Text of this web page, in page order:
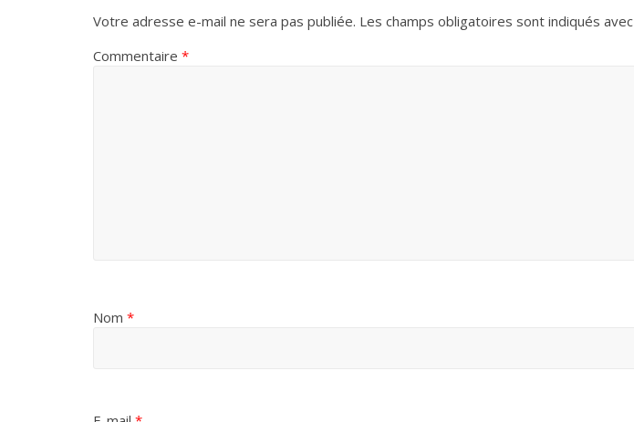
Votre adresse e-mail ne sera pas publiée. Les champs obligatoires sont indiqués avec
Commentaire *
Nom *